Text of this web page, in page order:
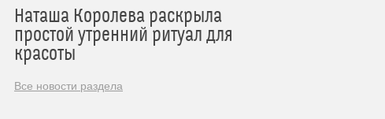
Наташа Королева раскрыла
простой утренний ритуал для
красоты
Все новости раздела